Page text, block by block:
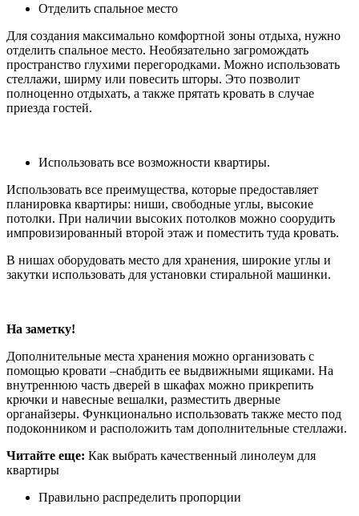
Отделить спальное место
Для создания максимально комфортной зоны отдыха, нужно
отделить спальное место. Необязательно загромождать
пространство глухими перегородками. Можно использовать
стеллажи, ширму или повесить шторы. Это позволит
полноценно отдыхать, а также прятать кровать в случае
приезда гостей.
Использовать все возможности квартиры.
Использовать все преимущества, которые предоставляет
планировка квартиры: ниши, свободные углы, высокие
потолки. При наличии высоких потолков можно соорудить
импровизированный второй этаж и поместить туда кровать.
В нишах оборудовать место для хранения, широкие углы и
закутки использовать для установки стиральной машинки.
На заметку!
Дополнительные места хранения можно организовать с
помощью кровати –снабдить ее выдвижными ящиками. На
внутреннюю часть дверей в шкафах можно прикрепить
крючки и навесные вешалки, разместить дверные
органайзеры. Функционально использовать также место под
подоконником и расположить там дополнительные стеллажи.
Читайте еще: Как выбрать качественный линолеум для
квартиры
Правильно распределить пропорции